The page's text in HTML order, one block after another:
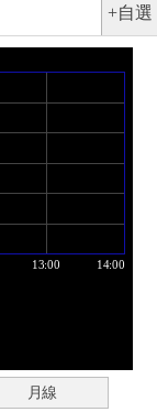
+自選
月線